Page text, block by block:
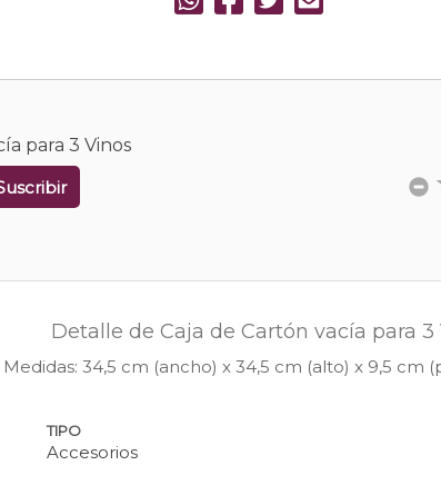
para 3 Vinos
Detalle de Caja de Cartón vacía para 3
Medidas: 34,5 cm (ancho) x 34,5 cm (alto) x 9,5 cm
TIPO
Accesorios